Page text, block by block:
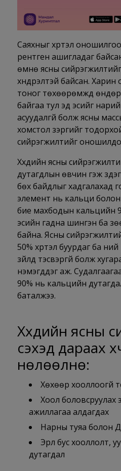
Саяхныг хүртэл
рентген ашигладаг байсан
өмнө ясны
хүндрэлтэй байсан.
тоног төхөөрөмжүүд
байгаа тул эд эсийг
асуудалгүй болж ясны
хомстол зэргийг
сийрэгжилтийг
Хүүхдийн ясны
дутагдлын өвчин гэж
бөх байдлыг хадгалахад
элемент нь кальци
бие махбодын кальцийн
эсийн гадна шингэн ба
байна. Ясны
50% хүртэл буурдаг ба
зүйлд тэсвэргүй болж
нэмэгддэг аж.
90% нь кальцийн
баталжээ.
Хүүхдийн ясны
үүсэхэд дараах
нөлөөлнө:
Хөхөөр хооллоогүй
Хоол боловсруулах
ажиллагаа алдагдах
Нарны туяа болон
Эрүүл бус хооллолт,
дутагдал